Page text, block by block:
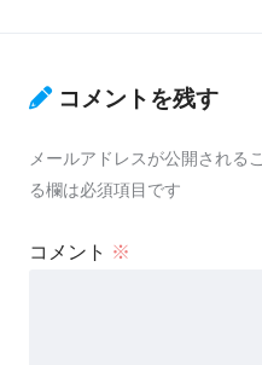
コメントを残す
メールアドレスが公開される
る欄は必須項目です
コメント ※